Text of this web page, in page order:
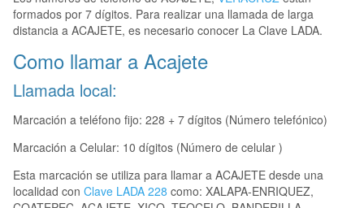
formados por 7 dígitos. Para realizar una llamada de larga
distancia a ACAJETE, es necesario conocer La Clave LADA.
Como llamar a Acajete
Llamada local:
Marcación a teléfono fijo: 228 + 7 dígitos (Número telefónico)
Marcación a Celular: 10 dígitos (Número de celular )
Esta marcación se utiliza para llamar a ACAJETE desde una
localidad con Clave LADA 228 como: XALAPA-ENRIQUEZ,